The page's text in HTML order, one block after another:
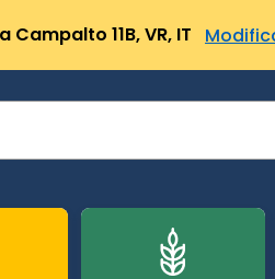
11B, VR, IT